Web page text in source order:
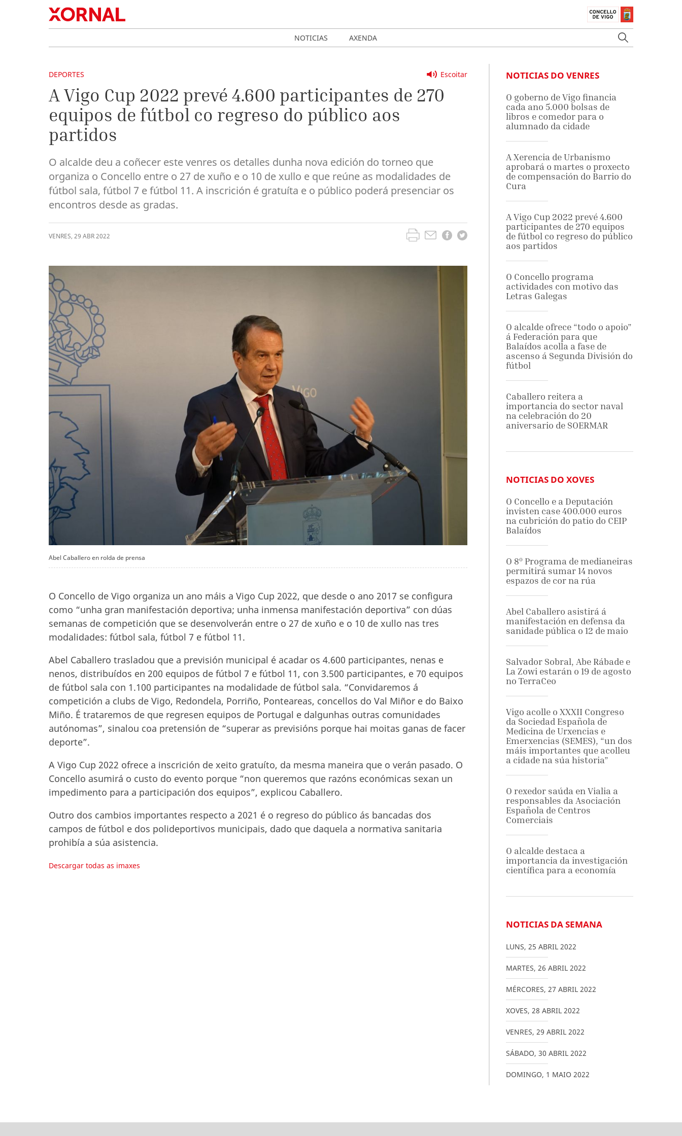
NOTICIAS AXENDA
Escoitar
DEPORTES
A Vigo Cup 2022 prevé 4.600 participantes de 270
equipos de fútbol co regreso do público aos
partidos
O alcalde deu a coñecer este venres os detalles dunha nova edición do torneo que
organiza o Concello entre o 27 de xuño e o 10 de xullo e que reúne as modalidades de
fútbol sala, fútbol 7 e fútbol 11. A inscrición é gratuíta e o público poderá presenciar os
encontros desde as gradas.
VENRES, 29 ABR2022
Abel Caballero en rolda de prensa
O Concello de Vigo organiza un ano máis a Vigo Cup 2022, que desde o ano 2017 se configura
como “unha gran manifestación deportiva; unha inmensa manifestación deportiva” con dúas
semanas de competición que se desenvolverán entre o 27 de xuño e o 10 de xullo nas tres
modalidades: fútbol sala, fútbol 7 e fútbol 11.
Abel Caballero trasladou que a previsión municipal é acadar os 4.600 participantes, nenas e
nenos, distribuídos en 200 equipos de fútbol 7 e fútbol 11, con 3.500 participantes, e 70 equipos
de fútbol sala con 1.100 participantes na modalidade de fútbol sala. “Convidaremos á
competición a clubs de Vigo, Redondela, Porriño, Ponteareas, concellos do Val Miñor e do Baixo
Miño. É trataremos de que regresen equipos de Portugal e dalgunhas outras comunidades
autónomas”, sinalou coa pretensión de “superar as previsións porque hai moitas ganas de facer
deporte”.
A Vigo Cup 2022 ofrece a inscrición de xeito gratuíto, da mesma maneira que o verán pasado. O
Concello asumirá o custo do evento porque “non queremos que razóns económicas sexan un
impedimento para a participación dos equipos”, explicou Caballero.
Outro dos cambios importantes respecto a 2021 é o regreso do público ás bancadas dos
campos de fútbol e dos polideportivos municipais, dado que daquela a normativa sanitaria
prohibía a súa asistencia.
Descargar todas as imaxes
NOTICIAS DO VENRES
O goberno de Vigo financia
cada ano 5.000 bolsas de
libros e comedor para o
alumnado da cidade
A Xerencia de Urbanismo
aprobará o martes o proxecto
de compensación do Barrio do
Cura
A Vigo Cup 2022 prevé 4.600
participantes de 270 equipos
de fútbol co regreso do público
aos partidos
O Concello programa
actividades con motivo das
Letras Galegas
O alcalde ofrece “todo o apoio”
á Federación para que
Balaídos acolla a fase de
ascenso á Segunda División do
fútbol
Caballero reitera a
importancia do sector naval
na celebración do 20
aniversario de SOERMAR
NOTICIAS DO XOVES
O Concello e a Deputación
invisten case 400.000 euros
na cubrición do patio do CEIP
Balaídos
O 8º Programa de medianeiras
permitirá sumar 14 novos
espazos de cor na rúa
Abel Caballero asistirá á
manifestación en defensa da
sanidade pública o 12 de maio
Salvador Sobral, Abe Rábade e
La Zowi estarán o 19 de agosto
no TerraCeo
Vigo acolle o XXXII Congreso
da Sociedad Española de
Medicina de Urxencias e
Emerxencias (SEMES), “un dos
máis importantes que acolleu
a cidade na súa historia”
O rexedor saúda en Vialia a
responsables da Asociación
Española de Centros
Comerciais
O alcalde destaca a
importancia da investigación
científica para a economía
NOTICIAS DA SEMANA
LUNS, 25 ABRIL 2022
MARTES, 26 ABRIL 2022
MÉRCORES, 27 ABRIL 2022
XOVES, 28 ABRIL 2022
VENRES, 29 ABRIL 2022
SÁBADO, 30 ABRIL 2022
DOMINGO, 1 MAIO 2022